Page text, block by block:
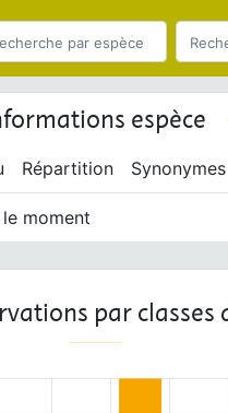
espèce
Répartition Synonymes
moment
par classes